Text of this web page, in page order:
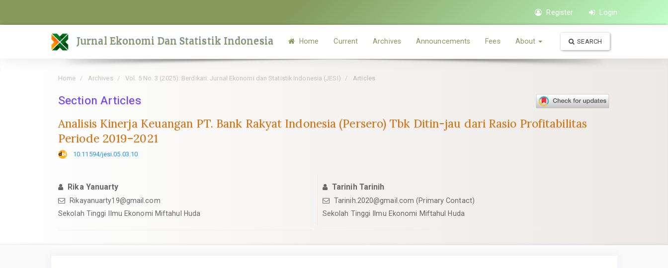
Register Login
Jurnal Ekonomi Dan Statistik Indonesia Home Current Archives Announcements Fees About SEARCH
Home Archives Vol. 5 No. 3 (2025): Berdikari: Jurnal Ekonomi dan Statistik Indonesia (JESI) Articles
Section Articles
Analisis Kinerja Keuangan PT. Bank Rakyat Indonesia (Persero) Tbk Ditin-jau dari Rasio Profitabilitas
Periode 2019–2021
10.11594/jesi.05.03.10
Rika Yanuarty
Rikayanuarty19@gmail.com
Sekolah Tinggi Ilmu Ekonomi Miftahul Huda
Tarinih Tarinih
Tarinih.2020@gmail.com (Primary Contact)
Sekolah Tinggi Ilmu Ekonomi Miftahul Huda